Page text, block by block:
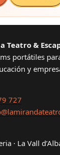
Teatro &
portátiles
y
727
· La Vall